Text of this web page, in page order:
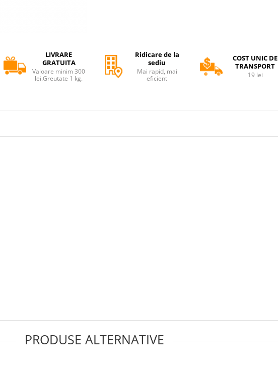
LIVRARE
GRATUITA
Valoare minim 300
lei.Greutate 1 kg.
Ridicare de la
sediu
Mai rapid, mai
eficient
COST UNIC DE
TRANSPORT
19 lei
PRODUSE ALTERNATIVE